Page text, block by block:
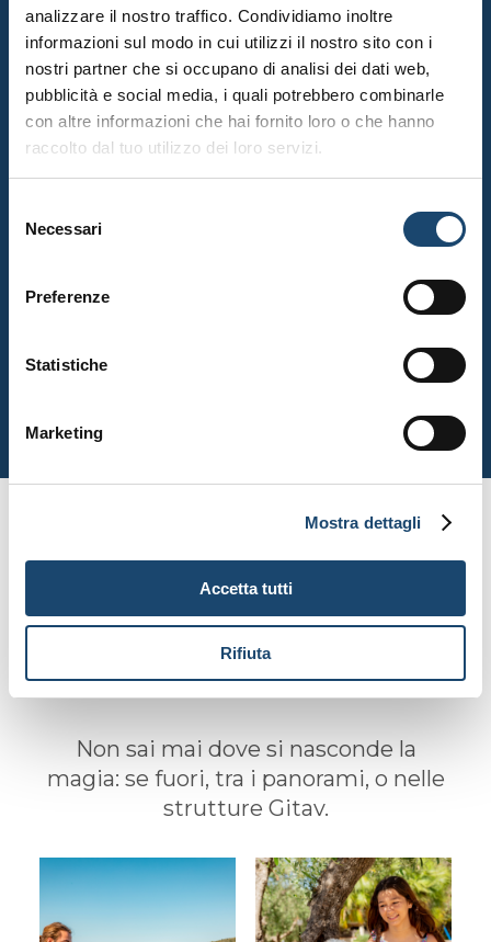
analizzare il nostro traffico. Condividiamo inoltre
informazioni sul modo in cui utilizzi il nostro sito con i
nostri partner che si occupano di analisi dei dati web,
pubblicità e social media, i quali potrebbero combinarle
con altre informazioni che hai fornito loro o che hanno
raccolto dal tuo utilizzo dei loro servizi.
delNecessari
Preferenze
Statistiche
Marketing
Mostra dettagli
Accetta tutti
Rifiuta
LA CUCINA TIPICA VENETA
Il Veneto propone una vasta gamma di
piatti unici
VIAGGIA CON GLI OCCHI
Non sai mai dove si nasconde la
magia: se fuori, tra i panorami, o nelle
strutture Gitav.